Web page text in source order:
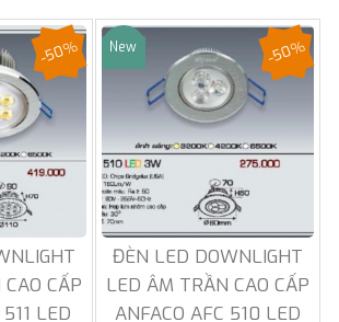
CẤP
LED
-50% Sale
New
ĐÈN LED DOWNLIGHT
LED ÂM TRẦN CAO CẤP
ANFACO AFC 510 LED
-50%